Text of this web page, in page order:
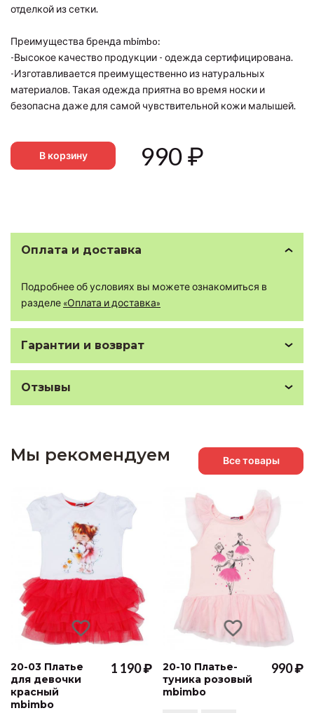
отделкой из сетки.
Преимущества бренда mbimbo:
-Высокое качество продукции - одежда сертифицирована.
-Изготавливается преимущественно из натуральных
материалов. Такая одежда приятна во время носки и
безопасна даже для самой чувствительной кожи малышей.
В корзину 990₽
Оплата и доставка
Подробнее об условиях вы можете ознакомиться в
разделе «Оплата и доставка»
Гарантии и возврат
Отзывы
Мы рекомендуем Все товары
20-03 Платье
для девочки
красный
mbimbo
1 190 ₽
20-10 Платье-
туника розовый
mbimbo
990 ₽